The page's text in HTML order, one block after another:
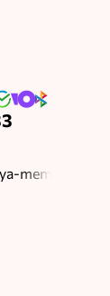
membrana.ru